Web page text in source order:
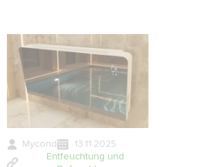
Mycond
13.11.2025
Entfeuchtung und